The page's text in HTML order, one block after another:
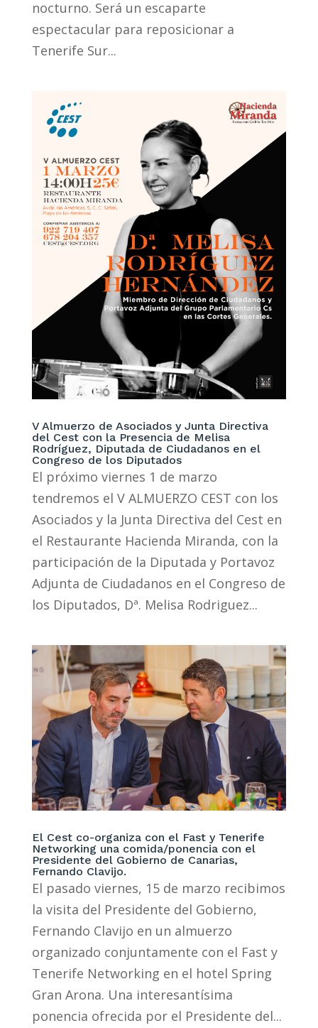
nocturno. Será un escaparte
espectacular para reposicionar a
Tenerife Sur...
V Almuerzo de Asociados y Junta Directiva
del Cest con la Presencia de Melisa
Rodríguez, Diputada de Ciudadanos en el
Congreso de los Diputados
El próximo viernes 1 de marzo
tendremos el V ALMUERZO CEST con los
Asociados y la Junta Directiva del Cest en
el Restaurante Hacienda Miranda, con la
participación de la Diputada y Portavoz
Adjunta de Ciudadanos en el Congreso de
los Diputados, Dª. Melisa Rodriguez...
El Cest co-organiza con el Fast y Tenerife
Networking una comida/ponencia con el
Presidente del Gobierno de Canarias,
Fernando Clavijo.
El pasado viernes, 15 de marzo recibimos
la visita del Presidente del Gobierno,
Fernando Clavijo en un almuerzo
organizado conjuntamente con el Fast y
Tenerife Networking en el hotel Spring
Gran Arona. Una interesantísima
ponencia ofrecida por el Presidente del...